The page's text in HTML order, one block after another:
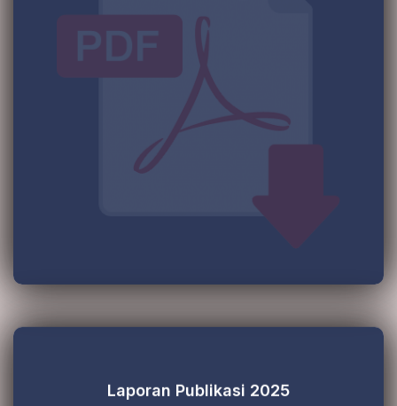
Laporan Publikasi 2025